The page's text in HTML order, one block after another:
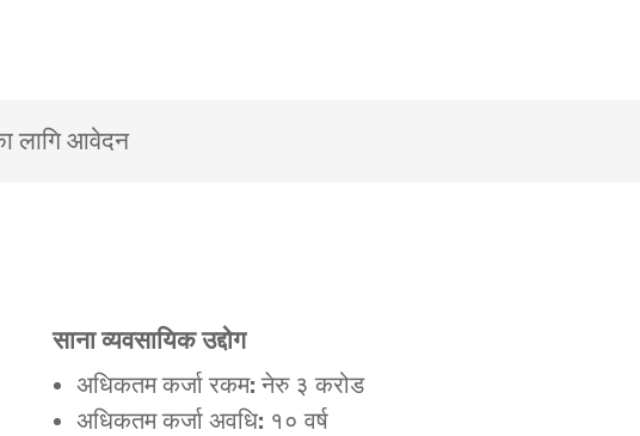
लागि आवेदन
साना व्यवसायिक उद्दोग
अधिकतम कर्जा रकम: नेरु ३ करोड
अधिकतम कर्जा अवधि: १० वर्ष